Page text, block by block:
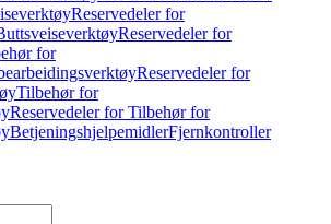
Reservedeler for
Reservedeler for
for
Reservedeler for
Tilbehør for
Reservedeler for Tilbehør for
BetjeningshjelpemidlerFjernkontroller